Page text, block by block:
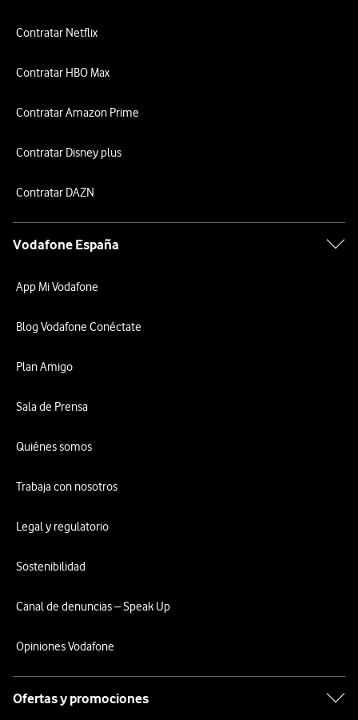
Contratar Netflix
Contratar HBO Max
Contratar Amazon Prime
Contratar Disney plus
Contratar DAZN
Vodafone España
App Mi Vodafone
Blog Vodafone Conéctate
Plan Amigo
Sala de Prensa
Quiénes somos
Trabaja con nosotros
Legal y regulatorio
Sostenibilidad
Canal de denuncias – Speak Up
Opiniones Vodafone
Ofertas y promociones